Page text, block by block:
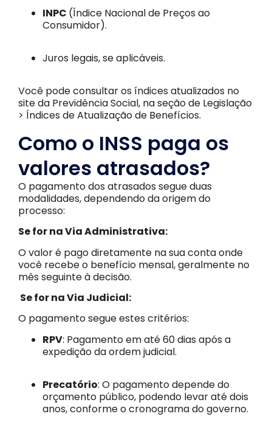
INPC (Índice Nacional de Preços ao
Consumidor).
Juros legais, se aplicáveis.
Você pode consultar os índices atualizados no
site da Previdência Social, na seção de Legislação
> Índices de Atualização de Benefícios.
Como o INSS paga os
valores atrasados?
O pagamento dos atrasados segue duas
modalidades, dependendo da origem do
processo:
Se for na Via Administrativa:
O valor é pago diretamente na sua conta onde
você recebe o benefício mensal, geralmente no
mês seguinte à decisão.
Se for na Via Judicial:
O pagamento segue estes critérios:
RPV: Pagamento em até 60 dias após a
expedição da ordem judicial.
Precatório: O pagamento depende do
orçamento público, podendo levar até dois
anos, conforme o cronograma do governo.